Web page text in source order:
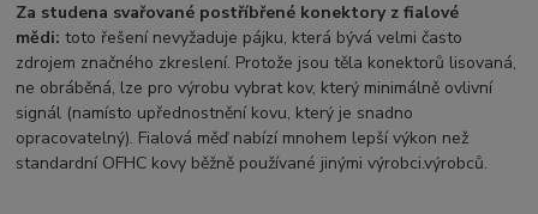
Za studena svařované postříbřené konektory z fialové
mědi: toto řešení nevyžaduje pájku, která bývá velmi často
zdrojem značného zkreslení. Protože jsou těla konektorů lisovaná,
ne obráběná, lze pro výrobu vybrat kov, který minimálně ovlivní
signál (namísto upřednostnění kovu, který je snadno
opracovatelný). Fialová měď nabízí mnohem lepší výkon než
standardní OFHC kovy běžně používané jinými výrobci.výrobců.